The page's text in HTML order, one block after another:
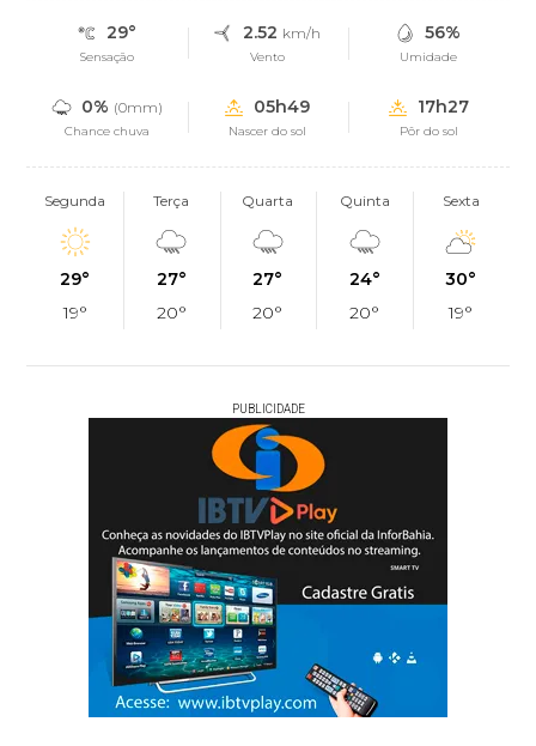
29°
Sensação
2.52 km/h
Vento
56%
Umidade
0% (0mm)
Chance chuva
05h49
Nascer do sol
17h27
Pôr do sol
Segunda
29°
19°
Terça
27°
20°
Quarta
27°
20°
Quinta
24°
20°
Sexta
30°
19°
PUBLICIDADE